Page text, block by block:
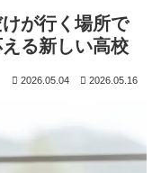
が行く場所で
る新しい高校
2026.05.04 2026.05.16